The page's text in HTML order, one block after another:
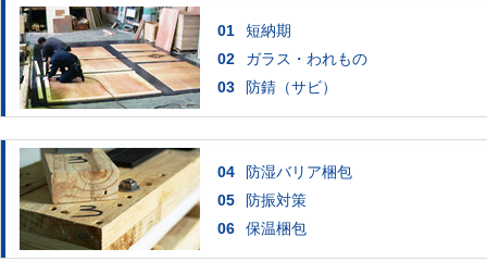
01
短納期
02
ガラス・われもの
03
防錆（サビ）
04
防湿バリア梱包
05
防振対策
06
保温梱包